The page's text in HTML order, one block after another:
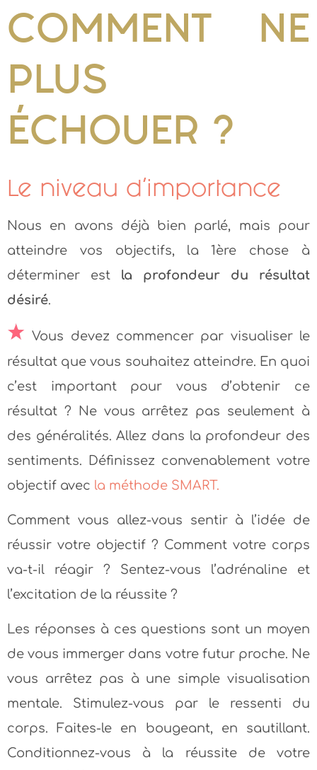
COMMENT NE
PLUS
ÉCHOUER ?
Le niveau d’importance
Nous en avons déjà bien parlé, mais pour
atteindre vos objectifs, la 1ère chose à
déterminer est la profondeur du résultat
désiré.
Vous devez commencer par visualiser le
résultat que vous souhaitez atteindre. En quoi
c’est important pour vous d’obtenir ce
résultat ? Ne vous arrêtez pas seulement à
des généralités. Allez dans la profondeur des
sentiments. Définissez convenablement votre
objectif avec la méthode SMART.
Comment vous allez-vous sentir à l’idée de
réussir votre objectif ? Comment votre corps
va-t-il réagir ? Sentez-vous l’adrénaline et
l’excitation de la réussite ?
Les réponses à ces questions sont un moyen
de vous immerger dans votre futur proche. Ne
vous arrêtez pas à une simple visualisation
mentale. Stimulez-vous par le ressenti du
corps. Faites-le en bougeant, en sautillant.
Conditionnez-vous à la réussite de votre